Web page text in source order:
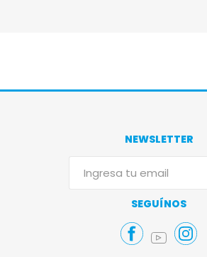
NEWSLETTER
SEGUÍNOS